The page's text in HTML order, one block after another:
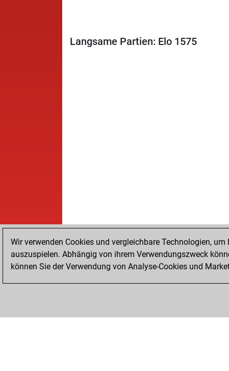
Langsame Partien: Elo 1575
STARTSEITE
Wir verwenden Cookies und vergleichbare Technologien,
auszuspielen. Abhängig von ihrem Verwendungszweck
können Sie der Verwendung von Analyse-Cookies und